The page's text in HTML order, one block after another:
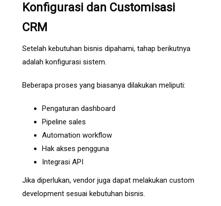
Konfigurasi dan Customisasi
CRM
Setelah kebutuhan bisnis dipahami, tahap berikutnya
adalah konfigurasi sistem.
Beberapa proses yang biasanya dilakukan meliputi:
Pengaturan dashboard
Pipeline sales
Automation workflow
Hak akses pengguna
Integrasi API
Jika diperlukan, vendor juga dapat melakukan custom
development sesuai kebutuhan bisnis.